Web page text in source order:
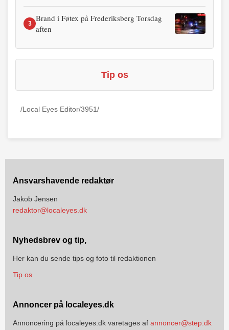
3
Brand i Føtex på Frederiksberg Torsdag
aften
Tip os
/Local Eyes Editor/3951/
Ansvarshavende redaktør
Jakob Jensen
redaktor@localeyes.dk
Nyhedsbrev og tip,
Her kan du sende tips og foto til redaktionen
Tip os
Annoncer på localeyes.dk
Annoncering på localeyes.dk varetages af annoncer@step.dk